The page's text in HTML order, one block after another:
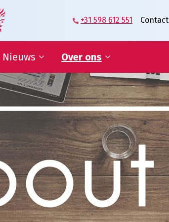
+31 598 612 551 Contact
onderwijs
en
Nieuws
Blog | Shaping the Future of
Logistics
Nieuwsbrief
Over ons
Directie en Management
Kennisorganisatie
Onze medewerkers
Partners over ons
Onze geschiedenis
Predicaat Hofleverancier
Awards Oldenburger|Fritom
Certificeringen